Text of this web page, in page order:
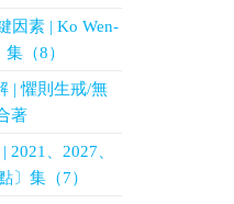
因素 | Ko Wen-
（8）
| 懼則生戒/無
著
、2027、
〕集（7）